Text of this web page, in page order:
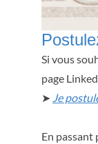
Si vous
page
➤ Je
En passant